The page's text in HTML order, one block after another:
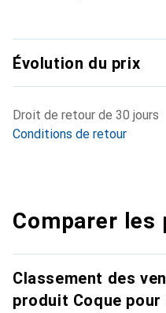
Évolution du prix
Droit de retour de 30 jours
Conditions de retour
Comparer les
Classement des
produit Coque